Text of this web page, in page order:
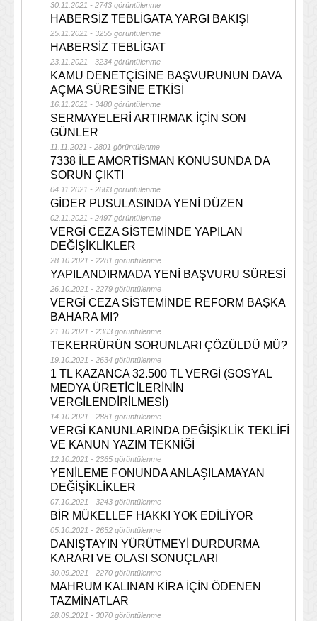
30.11.2021 - 2743 görüntülenme
HABERSİZ TEBLİGATA YARGI BAKIŞI
25.11.2021 - 3255 görüntülenme
HABERSİZ TEBLİGAT
23.11.2021 - 3234 görüntülenme
KAMU DENETÇİSİNE BAŞVURUNUN DAVA
AÇMA SÜRESİNE ETKİSİ
16.11.2021 - 3480 görüntülenme
SERMAYELERİ ARTIRMAK İÇİN SON
GÜNLER
11.11.2021 - 2801 görüntülenme
7338 İLE AMORTİSMAN KONUSUNDA DA
SORUN ÇIKTI
04.11.2021 - 2663 görüntülenme
GİDER PUSULASINDA YENİ DÜZEN
02.11.2021 - 2497 görüntülenme
VERGİ CEZA SİSTEMİNDE YAPILAN
DEĞİŞİKLİKLER
28.10.2021 - 2281 görüntülenme
YAPILANDIRMADA YENİ BAŞVURU SÜRESİ
26.10.2021 - 2279 görüntülenme
VERGİ CEZA SİSTEMİNDE REFORM BAŞKA
BAHARA MI?
21.10.2021 - 2303 görüntülenme
TEKERRÜRÜN SORUNLARI ÇÖZÜLDÜ MÜ?
19.10.2021 - 2634 görüntülenme
1 TL KAZANCA 32.500 TL VERGİ (SOSYAL
MEDYA ÜRETİCİLERİNİN
VERGİLENDİRİLMESİ)
14.10.2021 - 2881 görüntülenme
VERGİ KANUNLARINDA DEĞİŞİKLİK TEKLİFİ
VE KANUN YAZIM TEKNİĞİ
12.10.2021 - 2365 görüntülenme
YENİLEME FONUNDA ANLAŞILAMAYAN
DEĞİŞİKLİKLER
07.10.2021 - 3243 görüntülenme
BİR MÜKELLEF HAKKI YOK EDİLİYOR
05.10.2021 - 2652 görüntülenme
DANIŞTAYIN YÜRÜTMEYİ DURDURMA
KARARI VE OLASI SONUÇLARI
30.09.2021 - 2270 görüntülenme
MAHRUM KALINAN KİRA İÇİN ÖDENEN
TAZMİNATLAR
28.09.2021 - 3070 görüntülenme